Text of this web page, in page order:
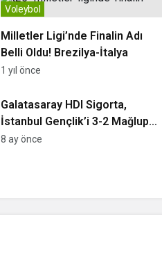
Milletler Ligi’nde Finalin Adı
Belli Oldu! Brezilya-İtalya
Voleybol
1 yıl önce
Galatasaray HDI Sigorta,
İstanbul Gençlik’i 3-2 Mağlup
Etti
Voleybol
8 ay önce